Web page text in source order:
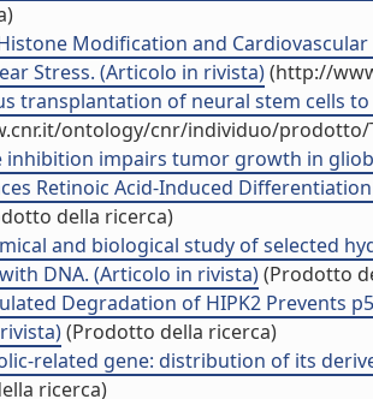
Modification and
Stress. (Articolo in rivista)(http://
transplantation of neural stem cells
ontology/cnr/individuo/prodotto/
inhibition impairs tumor growth in
Retinoic Acid-Induced
della ricerca)
and biological study of selected
DNA. (Articolo in rivista)(Prodotto
Degradation of HIPK2 Prevents
(Prodotto della ricerca)
related gene: distribution of its
ricerca)